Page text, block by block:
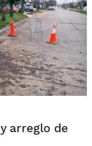
arreglo de